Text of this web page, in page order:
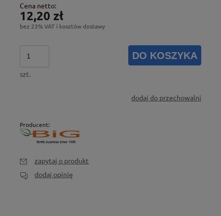
Cena netto:
12,20 zł
bez 23% VAT i kosztów dostawy
szt.
DO KOSZYKA
dodaj do przechowalni
Producent:
zapytaj o produkt
dodaj opinię